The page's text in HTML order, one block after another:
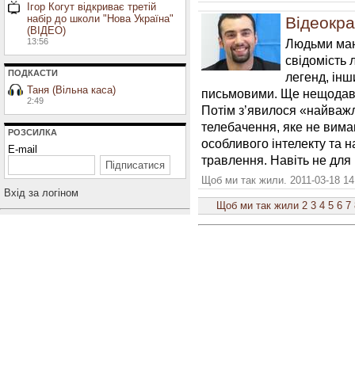
Ігор Когут відкриває третій
набір до школи "Нова Україна"
(ВІДЕО)
13:56
ПОДКАСТИ
Таня (Вільна каса)
2:49
РОЗСИЛКА
E-mail
Вхiд за логiном
Людьми
легенд,
письмовими. Ще
Потім з’явилося
телебачення, яке не
особливого інтелекту та
травлення. Навіть не для
Щоб ми так жили. 2011-03-18
Щоб ми так жили 2 3 4 5 6 7